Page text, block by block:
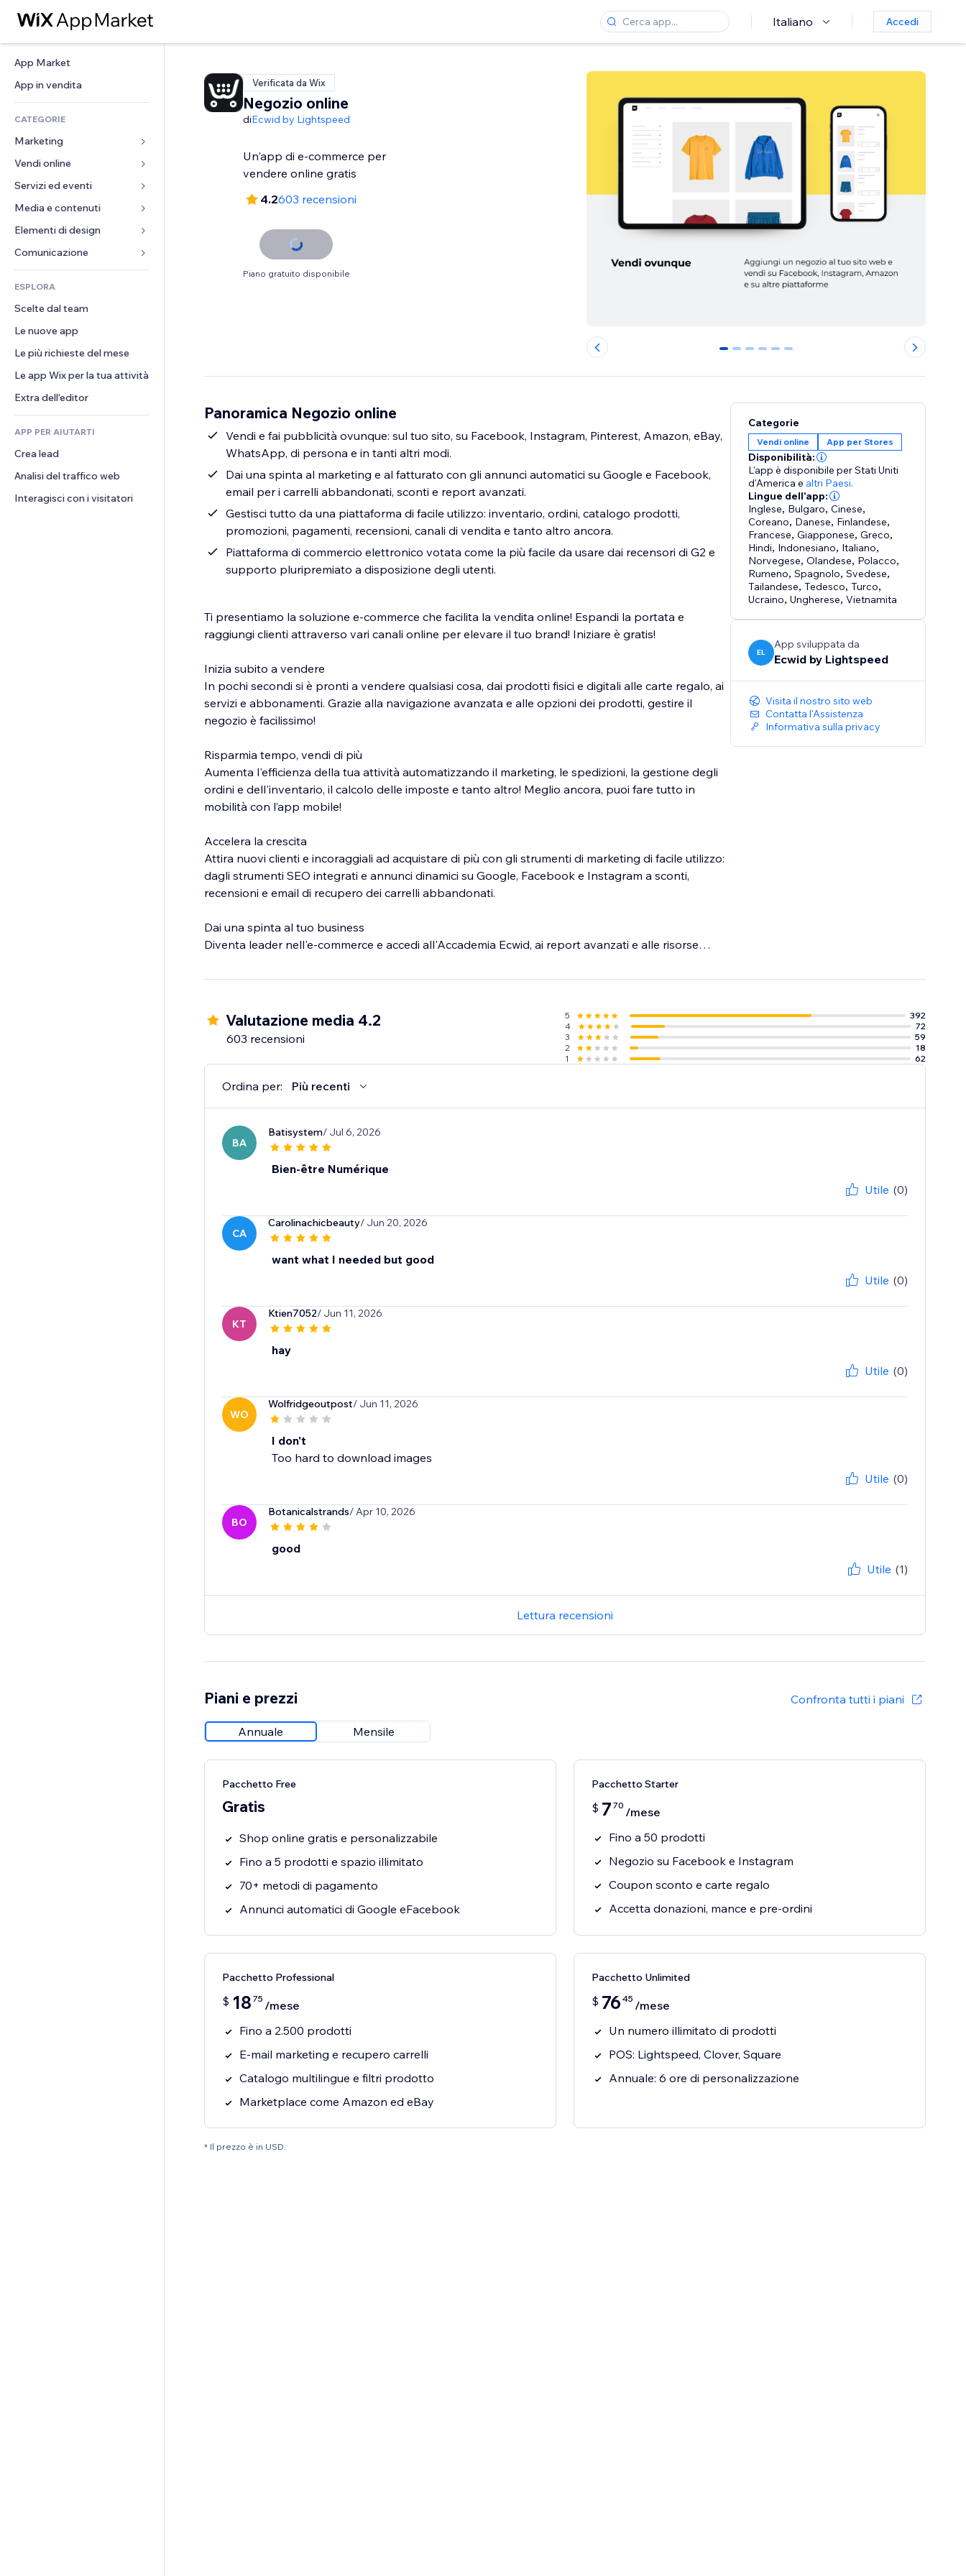
Italiano Accedi
App Market
App in vendita
CATEGORIE
Marketing
Inserzioni
Mobile
Dati analitici
Inserzioni sito
Email
Vendi online
App per Stores
Spedizione e consegna
Tasti Vendi
Amministrazione
Buoni e programmi fedeltà
Servizi ed eventi
Hotel
Eventi
Ristoranti
Immobiliare
Prenotazioni
Media e contenuti
Galleria
Musica
Podcast
Fotografia
Video
PDF
Condivisione file
Elementi di design
Mappe e navigazione
Privacy e sicurezza
Orologio
Template per pagine
Effetti immagine
Tasti e menu
Banner e badge
Calcolatrici
Cerca
Meteo
Grafici e tabelle
Moduli
Sondaggi
Chat
Commenti
Telefono
Community
Recensioni e testimonial
CRM
ESPLORA
Scelte dal team
Le nuove app
Le più richieste del mese
Le app Wix per la tua attività
Extra dell'editor
APP PER AIUTARTI
Crea lead
Analisi del traffico web
Interagisci con i visitatori
Verificata da Wix
Negozio online
diEcwid by Lightspeed
Un'app di e-commerce per
vendere online gratis
4.2603 recensioni
Piano gratuito disponibile
0 1 2 3 4 5
Panoramica Negozio online
Vendi e fai pubblicità ovunque: sul tuo sito, su Facebook, Instagram, Pinterest, Amazon, eBay,
WhatsApp, di persona e in tanti altri modi.
Dai una spinta al marketing e al fatturato con gli annunci automatici su Google e Facebook,
email per i carrelli abbandonati, sconti e report avanzati.
Gestisci tutto da una piattaforma di facile utilizzo: inventario, ordini, catalogo prodotti,
promozioni, pagamenti, recensioni, canali di vendita e tanto altro ancora.
Piattaforma di commercio elettronico votata come la più facile da usare dai recensori di G2 e
supporto pluripremiato a disposizione degli utenti.
Ti presentiamo la soluzione e-commerce che facilita la vendita online! Espandi la portata e
raggiungi clienti attraverso vari canali online per elevare il tuo brand! Iniziare è gratis!
Inizia subito a vendere
In pochi secondi si è pronti a vendere qualsiasi cosa, dai prodotti fisici e digitali alle carte regalo, ai
servizi e abbonamenti. Grazie alla navigazione avanzata e alle opzioni dei prodotti, gestire il
negozio è facilissimo!
Risparmia tempo, vendi di più
Aumenta l'efficienza della tua attività automatizzando il marketing, le spedizioni, la gestione degli
ordini e dell'inventario, il calcolo delle imposte e tanto altro! Meglio ancora, puoi fare tutto in
mobilità con l’app mobile!
Accelera la crescita
Attira nuovi clienti e incoraggiali ad acquistare di più con gli strumenti di marketing di facile utilizzo:
dagli strumenti SEO integrati e annunci dinamici su Google, Facebook e Instagram a sconti,
recensioni e email di recupero dei carrelli abbandonati.
Dai una spinta al tuo business
Diventa leader nell'e-commerce e accedi all'Accademia Ecwid, ai report avanzati e alle risorse
Categorie
Vendi online App per Stores
Disponibilità:
L'app è disponibile per Stati Uniti
d'America e altri Paesi.
Lingue dell'app:
Inglese, Bulgaro,Cinese,
Coreano, Danese, Finlandese,
Francese,Giapponese,Greco,
Hindi, Indonesiano, Italiano,
Norvegese,Olandese, Polacco,
Rumeno,Spagnolo,Svedese,
Tailandese,Tedesco,Turco,
Ucraino,Ungherese,Vietnamita
EL
App sviluppata da
Ecwid by Lightspeed
Visita il nostro sito web
Contatta l'Assistenza
Informativa sulla privacy
Valutazione media 4.2
603 recensioni
5
392
4
72
3
59
2
18
1
62
Ordina per: Più recenti
BA
Batisystem/ Jul 6, 2026
Bien-être Numérique
Utile (0)
CA
Carolinachicbeauty/ Jun 20, 2026
want what I needed but good
Utile (0)
KT
Ktien7052/ Jun 11, 2026
hay
Utile (0)
WO
Wolfridgeoutpost/ Jun 11, 2026
I don't
Too hard to download images
Utile (0)
BO
Botanicalstrands/ Apr 10, 2026
good
Utile (1)
Lettura recensioni
Piani e prezzi Confronta tutti i piani
Annuale Mensile
Pacchetto Free
Gratis
Shop online gratis e personalizzabile
Fino a 5 prodotti e spazio illimitato
70+ metodi di pagamento
Annunci automatici di Google eFacebook
Pacchetto Starter
$ 7 70 /mese
Fino a 50 prodotti
Negozio su Facebook e Instagram
Coupon sconto e carte regalo
Accetta donazioni, mance e pre-ordini
Pacchetto Professional
$ 18 75 /mese
Fino a 2.500 prodotti
E-mail marketing e recupero carrelli
Catalogo multilingue e filtri prodotto
Marketplace come Amazon ed eBay
Pacchetto Unlimited
$ 76 45 /mese
Un numero illimitato di prodotti
POS: Lightspeed, Clover, Square
Annuale: 6 ore di personalizzazione
* Il prezzo è in USD.